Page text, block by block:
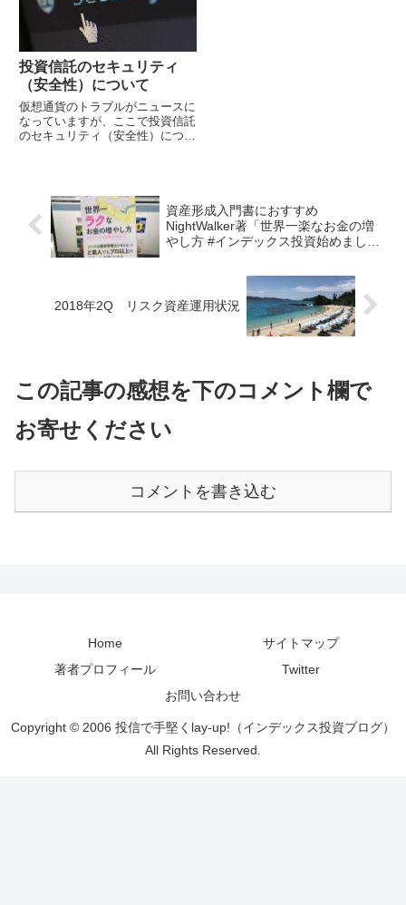
投資信託のセキュリティ
（安全性）について
仮想通貨のトラブルがニュースに
なっていますが、ここで投資信託
のセキュリティ（安全性）につい
資産形成入門書におすすめ
NightWalker著「世界一楽なお金の増
やし方 #インデックス投資始めました
2018年2Q リスク資産運用状況
この記事の感想を下のコメント欄で
お寄せください
コメントを書き込む
Home
サイトマップ
著者プロフィール
Twitter
お問い合わせ
Copyright © 2006 投信で手堅くlay-up!（インデックス投資ブログ）
All Rights Reserved.